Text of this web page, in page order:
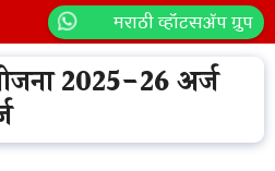
मराठी व्हॉटसॲप ग्रुप
2025-26 अर्ज